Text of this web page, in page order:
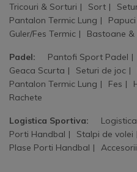
Tricouri & Sorturi
Sort
Pantalon Termic Lung
Papuci
Guler/Fes Termic
Bastoane &
Padel: Pantofi Sport Padel
Geaca Scurta
Seturi de joc
Pantalon Termic Lung
Fes
Rachete
Logistica Sportiva:
Porti Handbal
Stalpi de volei
Plase Porti Handbal